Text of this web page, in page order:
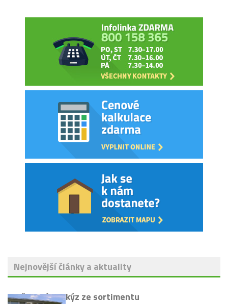
Nejnovější články a aktuality
Vyřazení markýz ze sortimentu